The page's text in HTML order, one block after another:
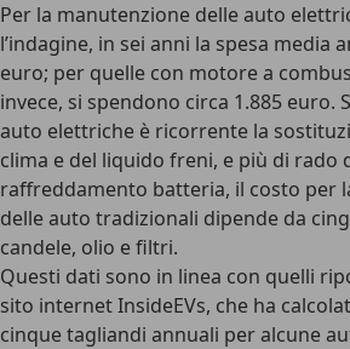
Per la manutenzione delle auto
l’indagine, in sei anni la spesa media
euro; per quelle con motore a
invece, si spendono circa 1.885 euro.
auto elettriche è ricorrente la
clima e del liquido freni, e più di rado
raffreddamento batteria, il costo per
delle auto tradizionali dipende da
candele, olio e filtri.
Questi dati sono in linea con quelli
sito internetInsideEVs, che ha
cinque tagliandi annuali per alcune